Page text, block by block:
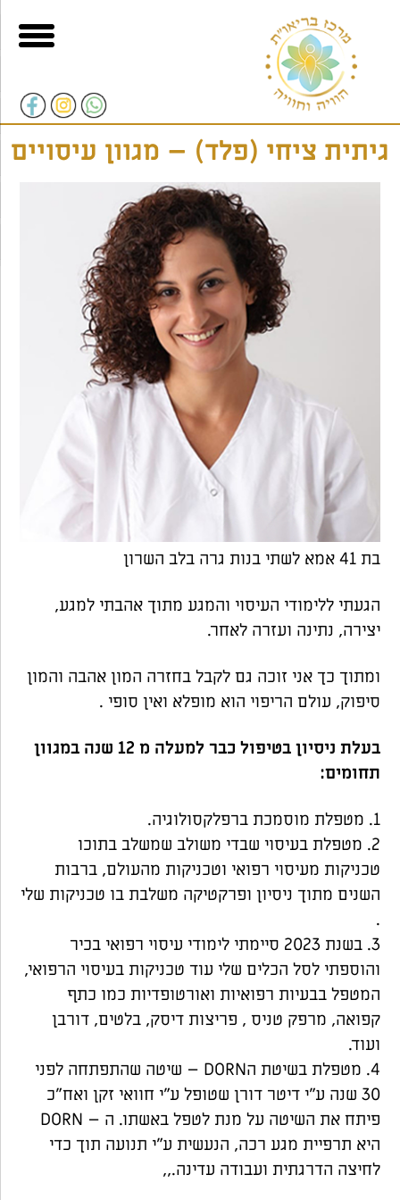
לפופאפ
לתוכן
צרו-קשר
גיתית ציחי (פלד) – מגוון עיסויים
בת 41 אמא לשתי בנות גרה בלב השרון
הגעתי ללימודי העיסוי והמגע מתוך אהבתי למגע,
יצירה, נתינה ועזרה לאחר.
ומתוך כך אני זוכה גם לקבל בחזרה המון אהבה והמון
סיפוק, עולם הריפוי הוא מופלא ואין סופי .
בעלת ניסיון בטיפול כבר למעלה מ 12 שנה במגוון
תחומים:
1. מטפלת מוסמכת ברפלקסולוגיה.
2. מטפלת בעיסוי שבדי משולב שמשלב בתוכו
טכניקות מעיסוי רפואי וטכניקות מהעולם, ברבות
השנים מתוך ניסיון ופרקטיקה משלבת בו טכניקות שלי
.
3. בשנת 2023 סיימתי לימודי עיסוי רפואי בכיר
והוספתי לסל הכלים שלי עוד טכניקות בעיסוי הרפואי,
המטפל בבעיות רפואיות ואורטופדיות כמו כתף
קפואה, מרפק טניס , פריצות דיסק, בלטים, דורבן
ועוד.
4. מטפלת בשיטת הDORN – שיטה שהתפתחה לפני
30 שנה ע"י דיטר דורן שטופל ע"י חוואי זקן ואח"כ
פיתח את השיטה על מנת לטפל באשתו. ה – DORN
היא תרפיית מגע רכה, הנעשית ע"י תנועה תוך כדי
לחיצה הדרגתית ועבודה עדינה.,,